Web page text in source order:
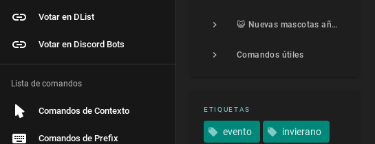
Votar en DList
Votar en Discord Bots
Lista de comandos
Comandos de Contexto
Comandos de Prefix
😺 Nuevas mascotas añadidas
Comandos útiles
ETIQUETAS
evento invierano